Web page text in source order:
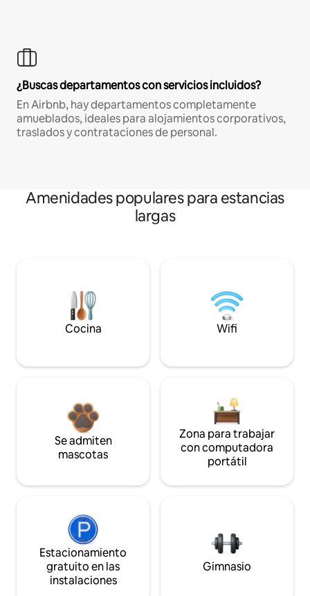
¿Buscas departamentos con servicios incluidos?
En Airbnb, hay departamentos completamente
amueblados, ideales para alojamientos corporativos,
traslados y contrataciones de personal.
Amenidades populares para estancias
largas
Cocina Wifi
Se admiten
mascotas
Zona para trabajar
con computadora
portátil
Estacionamiento
gratuito en las
instalaciones
Gimnasio